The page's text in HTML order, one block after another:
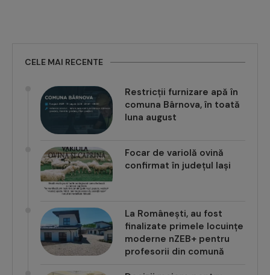
comuna Bârnova, în toată
luna august
confirmat în județul Iași
finalizate primele locuințe
moderne nZEB+ pentru
profesorii din comună